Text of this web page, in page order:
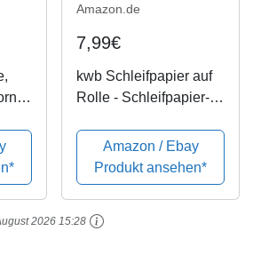
Amazon.de
7,99€
kwb Schleifpapier auf
Rolle - Schleifpapier-
Holz, Lack 115 mm,
Korn K-180
Amazon / Ebay
Produkt ansehen*
2026 15:28